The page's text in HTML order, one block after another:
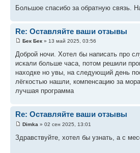
Большое спасибо за обратную связь.
Re: Оставляйте ваши отзывы
Бек Бек » 13 май 2025, 03:56
Доброй ночи. Хотел бы написать про
искали больше часа, потом решили
находке но увы, на следующий день
лёгкостью нашли, компенсацию за
лучшая программа
Re: Оставляйте ваши отзывы
Dimka » 02 сен 2025, 13:01
Здравствуйте, хотел бы узнать, а с